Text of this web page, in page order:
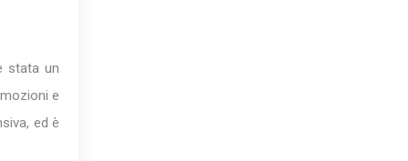
stata un
e
ed è